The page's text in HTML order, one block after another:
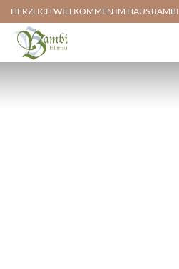
HERZLICH WILLKOMMEN IM HAUS BAMBI